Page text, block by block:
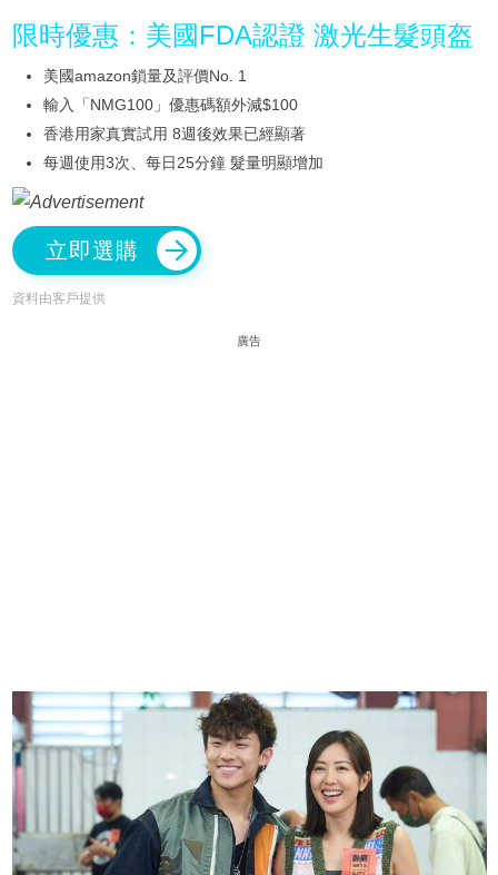
限時優惠：美國FDA認證 激光生髮頭盔
美國amazon鎖量及評價No. 1
輸入「NMG100」優惠碼額外減$100
香港用家真實試用 8週後效果已經顯著
每週使用3次、每日25分鐘 髮量明顯增加
立即選購
資料由客戶提供
廣告